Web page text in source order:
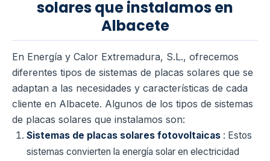
solares que instalamos en
Albacete
En Energía y Calor Extremadura, S.L., ofrecemos
diferentes tipos de sistemas de placas solares que se
adaptan a las necesidades y características de cada
cliente en Albacete. Algunos de los tipos de sistemas
de placas solares que instalamos son:
Sistemas de placas solares fotovoltaicas : Estos
sistemas convierten la energía solar en electricidad